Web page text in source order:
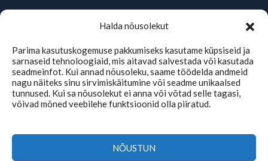
Halda nõusolekut
Parima kasutuskogemuse pakkumiseks kasutame küpsiseid ja
sarnaseid tehnoloogiaid, mis aitavad salvestada või kasutada
seadmeinfot. Kui annad nõusoleku, saame töödelda andmeid
nagu näiteks sinu sirvimiskäitumine või seadme unikaalsed
tunnused. Kui sa nõusolekut ei anna või võtad selle tagasi,
võivad mõned veebilehe funktsioonid olla piiratud.
NÕUSTUN